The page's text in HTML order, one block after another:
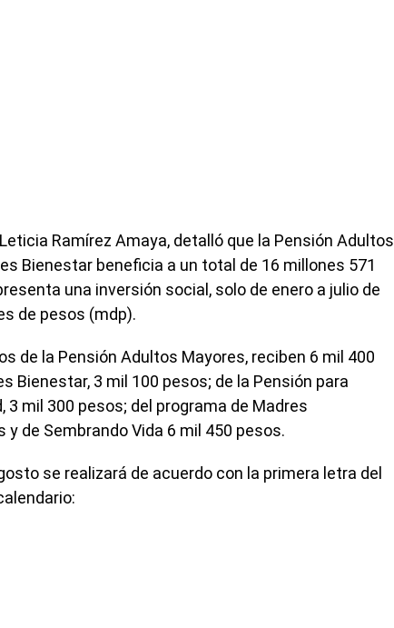
Ramírez Amaya, detalló que la Pensión Adultos
Bienestar beneficia a un total de 16 millones 571
una inversión social, solo de enero a julio de
de pesos (mdp).
de la Pensión Adultos Mayores, reciben 6 mil 400
Bienestar, 3 mil 100 pesos; de la Pensión para
mil 300 pesos; del programa de Madres
y de Sembrando Vida 6 mil 450 pesos.
se realizará de acuerdo con la primera letra del